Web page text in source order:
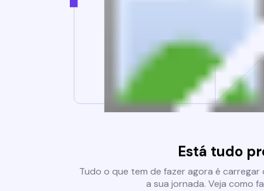
Está tudo
Tudo o que tem de fazer agora é
a sua jornada. Veja como